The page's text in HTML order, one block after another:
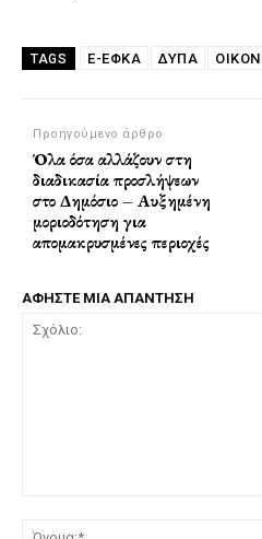
TAGS E-ΕΦΚΑ ΔΥΠΑ
Προηγούμενο άρθρο
Όλα όσα αλλάζουν στη
διαδικασία προσλήψεων
στο Δημόσιο – Αυξημένη
μοριοδότηση για
απομακρυσμένες περιοχές
ΑΦΗΣΤΕ ΜΙΑ ΑΠΑΝΤΗΣΗ